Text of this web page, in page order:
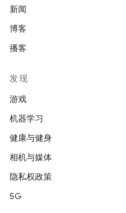
新闻
博客
播客
发现
游戏
机器学习
健康与健身
相机与媒体
隐私权政策
5G